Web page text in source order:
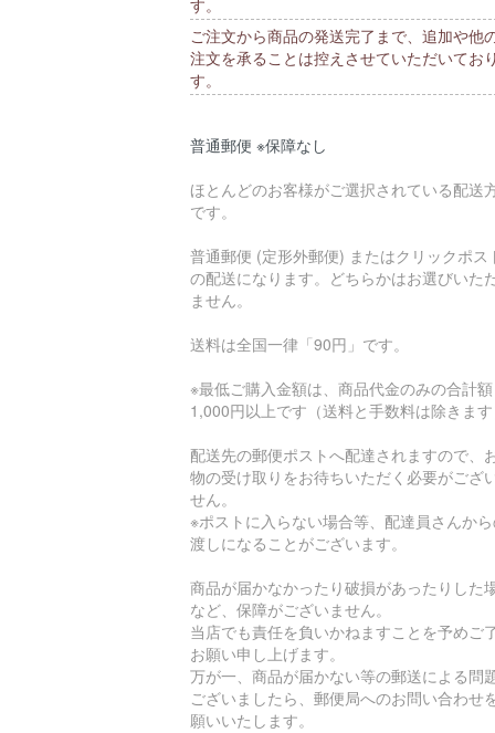
ご注文から商品の発送完了まで、追加や他
注文を承ることは控えさせていただいてお
す。
普通郵便 ※保障なし
ほとんどのお客様がご選択されている配送
です。
普通郵便 (定形外郵便) またはクリックポス
の配送になります。どちらかはお選びいた
ません。
送料は全国一律「90円」です。
※最低ご購入金額は、商品代金のみの合計額
1,000円以上です（送料と手数料は除きます
配送先の郵便ポストへ配達されますので、
物の受け取りをお待ちいただく必要がござ
せん。
※ポストに入らない場合等、配達員さんか
渡しになることがございます。
商品が届かなかったり破損があったりした
など、保障がございません。
当店でも責任を負いかねますことを予めご
お願い申し上げます。
万が一、商品が届かない等の郵送による問
ございましたら、郵便局へのお問い合わせ
願いいたします。